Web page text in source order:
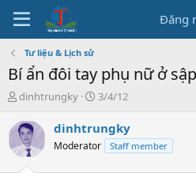
Đăng
Tư liệu & Lịch sử
Bí ẩn đôi tay phụ nữ ở
T
r
e
a
dinhtrungky
N
à
b
3/4/12
dinhtrungky
Moderator Staff member